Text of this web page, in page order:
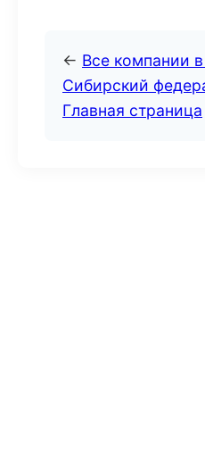
← Все компании
Сибирский
Главная страница